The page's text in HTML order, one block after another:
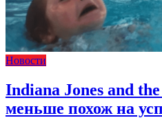
Новости
Indiana Jones and
меньше похож на